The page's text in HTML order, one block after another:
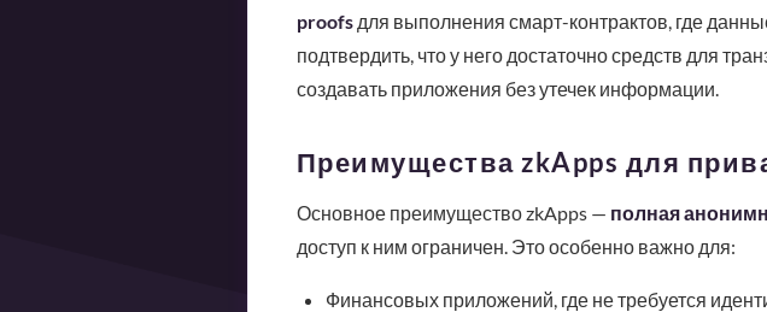
proofsдля выполнения смарт-контрактов, где
подтвердить, что у него достаточно средств для
создавать приложения без утечек информации.
Преимущества zkApps для
Основное преимущество zkApps — полная
доступ к ним ограничен. Это особенно важно для:
Финансовых приложений, где не требуется